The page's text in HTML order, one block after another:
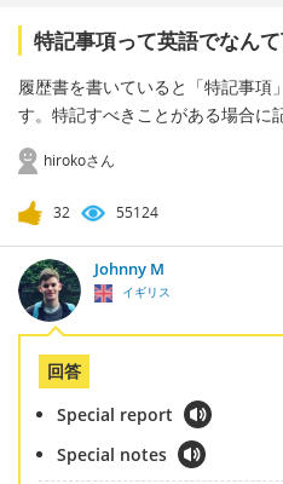
特記事項って英語でなん
履歴書を書いていると「特記事項
す。特記すべきことがある場合に
hirokoさん
32 55124
Johnny M
イギリス
回答
Special report
Special notes